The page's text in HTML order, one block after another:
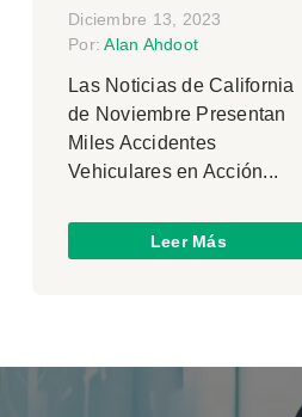
Diciembre 13, 2023
Por:Alan Ahdoot
Las Noticias de California
de Noviembre Presentan
Miles Accidentes
Vehiculares en Acción...
Leer Más